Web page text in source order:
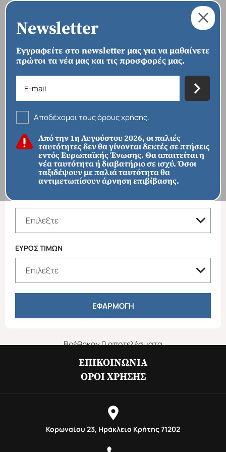
Newsletter
Εγγραφείτε στο newsletter μας για να μαθαίνετε
πρώτοι τα νέα μας και τις προσφορές μας.
Αποδέχομαι τους όρους χρήσης.
Από την 1η Αυγούστου 2026, οι παλιές
ταυτότητες δεν θα γίνονται δεκτές σε πτήσεις
εντός Ευρωπαϊκής Ένωσης. Θα απαιτείται η
νέα ταυτότητα ή διαβατήριο σε ισχύ. Όσοι
ταξιδέψουν με παλιά ταυτότητα θα
αντιμετωπίσουν άρνηση επιβίβασης.
Απευθείας απο Ηράκλειο Εκτός Ευρώπης
Χριστούγεννα & Πρωτοχρονιά Χειμώνας 2026/2027
ΑΣΙΑ ΑΦΡΙΚΗ
ΑΡΧΙΚΗ ΠΡΟΟΡΙΣΜΟΙ › ΕΥΡΩΠΗ › ΡΟΥΜΑΝΙΑ
ΦΙΛΤΡΑ ΑΝΑΖΗΤΗΣΗΣ
ΠΡΟΟΡΙΣΜΟΙ
ΚΑΤΗΓΟΡΙΑ
ΕΥΡΟΣ ΤΙΜΩΝ
ΕΦΑΡΜΟΓΗ
Βρέθηκαν 0 αποτελέσματα
ΕΠΙΚΟΙΝΩΝΊΑ
ΌΡΟΙ ΧΡΉΣΗΣ
Κορωναίου 23, Ηράκλειο Κρήτης 71202